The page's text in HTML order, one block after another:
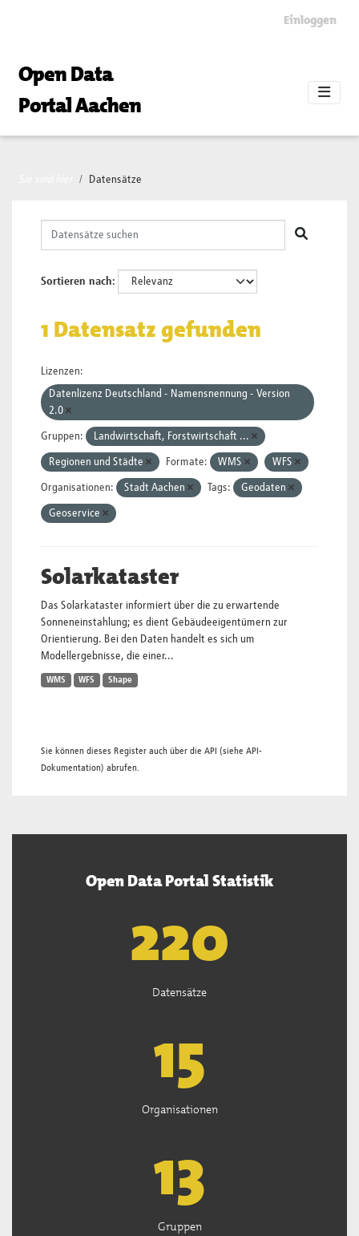
Einloggen
Open Data
Portal Aachen
Datensätze
Sortieren nach
1 Datensatz gefunden
Lizenzen:
Datenlizenz Deutschland - Namensnennung - Version
2.0
Gruppen: Landwirtschaft, Forstwirtschaft ...
Regionen und Städte Formate: WMS WFS
Organisationen: Stadt Aachen Tags: Geodaten
Geoservice
Solarkataster
Das Solarkataster informiert über die zu erwartende
Sonneneinstahlung; es dient Gebäudeeigentümern zur
Orientierung. Bei den Daten handelt es sich um
Modellergebnisse, die einer...
WMS WFS Shape
Sie können dieses Register auch über die API (siehe API-
Dokumentation) abrufen.
Open Data Portal Statistik
221
Datensätze
15
Organisationen
13
Gruppen